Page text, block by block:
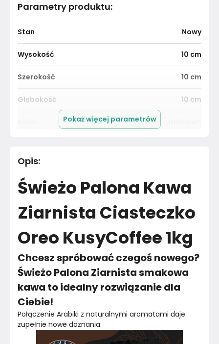
Parametry produktu:
Stan Nowy
Wysokość 10 cm
Szerokość 10 cm
Głębokość 10 cm
Materiał
Marka KusyCoffee
Montaż Nieznany
Pokaż więcej parametrów
Opis:
Świeżo Palona Kawa
Ziarnista Ciasteczko
Oreo KusyCoffee 1kg
Chcesz spróbować czegoś nowego?
Świeżo Palona Ziarnista smakowa
kawa to idealny rozwiązanie dla
Ciebie!
Połączenie Arabiki z naturalnymi aromatami daje
zupełnie nowe doznania.